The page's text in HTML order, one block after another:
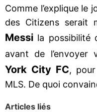
Comme l’explique le
des Citizens serait
Messi la possibilité
avant de l’envoyer
York City FC,
MLS. De quoi
Articles liés